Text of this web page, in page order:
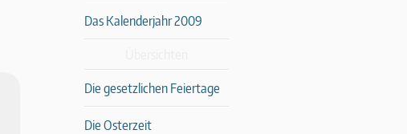
Das Kalenderjahr 2009
Die gesetzlichen Feiertage
Die Osterzeit